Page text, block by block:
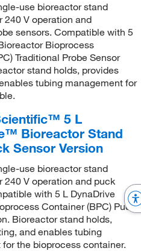
use bioreactor stand
240 V operation and
sensors. Compatible with 5
Bioprocess
Traditional Probe Sensor
stand holds, provides
tubing management for
5 L
Bioreactor Stand
Sensor Version
use bioreactor stand
240 V operation and puck
with 5 L DynaDrive
Container (BPC) Puck
Bioreactor stand holds,
and enables tubing
the bioprocess container.